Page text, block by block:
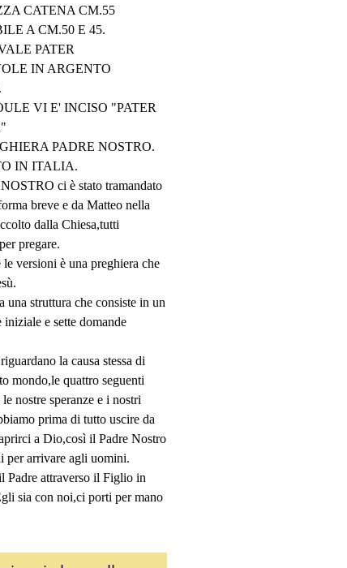
CATENA CM.55
A CM.50 E 45.
PATER
IN ARGENTO
VI E' INCISO "PATER
PADRE NOSTRO.
IN ITALIA.
ci è stato tramandato
breve e da Matteo nella
dalla Chiesa,tutti
pregare.
le versioni è una preghiera che
una struttura che consiste in un
e sette domande
la causa stessa di
mondo,le quattro seguenti
nostre speranze e i nostri
prima di tutto uscire da
a Dio,così il Padre Nostro
per arrivare agli uomini.
Padre attraverso il Figlio in
sia con noi,ci porti per mano